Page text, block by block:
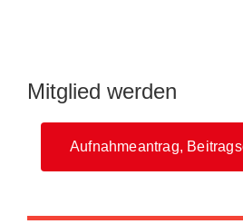
Mitglied werden
Aufnahmeantrag,